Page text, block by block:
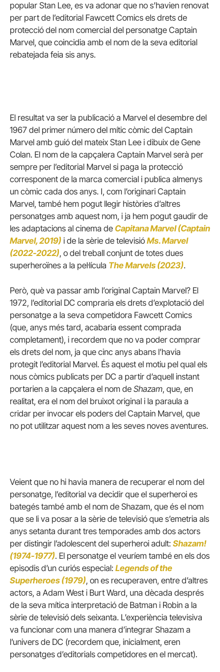
popular Stan Lee, es va adonar que no s’havien renovat
per part de l’editorial Fawcett Comics els drets de
protecció del nom comercial del personatge Captain
Marvel, que coincidia amb el nom de la seva editorial
rebatejada feia sis anys.
El resultat va ser la publicació a Marvel el desembre del
1967 del primer número del mític còmic del Captain
Marvel amb guió del mateix Stan Lee i dibuix de Gene
Colan. El nom de la capçalera Captain Marvel serà per
sempre per l’editorial Marvel si paga la protecció
corresponent de la marca comercial i publica almenys
un còmic cada dos anys. I, com l’originari Captain
Marvel, també hem pogut llegir històries d’altres
personatges amb aquest nom, i ja hem pogut gaudir de
les adaptacions al cinema de Capitana Marvel (Captain
Marvel, 2019) i de la sèrie de televisió Ms. Marvel
(2022-2022), o del treball conjunt de totes dues
superheroïnes a la pel·lícula The Marvels (2023).
Però, què va passar amb l’original Captain Marvel? El
1972, l’editorial DC compraria els drets d’explotació del
personatge a la seva competidora Fawcett Comics
(que, anys més tard, acabaria essent comprada
completament), i recordem que no va poder comprar
els drets del nom, ja que cinc anys abans l’havia
protegit l’editorial Marvel. És aquest el motiu pel qual els
nous còmics publicats per DC a partir d’aquell instant
portarien a la capçalera el nom de Shazam, que, en
realitat, era el nom del bruixot original i la paraula a
cridar per invocar els poders del Captain Marvel, que
no pot utilitzar aquest nom a les seves noves aventures.
Veient que no hi havia manera de recuperar el nom del
personatge, l’editorial va decidir que el superheroi es
bategés també amb el nom de Shazam, que és el nom
que se li va posar a la sèrie de televisió que s’emetria als
anys setanta durant tres temporades amb dos actors
per distingir l’adolescent del superheroi adult: Shazam!
(1974-1977). El personatge el veuríem també en els dos
episodis d’un curiós especial: Legends of the
Superheroes (1979), on es recuperaven, entre d’altres
actors, a Adam West i Burt Ward, una dècada després
de la seva mítica interpretació de Batman i Robin a la
sèrie de televisió dels seixanta. L’experiència televisiva
va funcionar com una manera d’integrar Shazam a
l’univers de DC (recordem que, inicialment, eren
personatges d’editorials competidores en el mercat).